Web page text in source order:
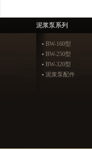
泥浆泵系列
BW-160型
BW-250型
BW-320型
泥浆泵配件